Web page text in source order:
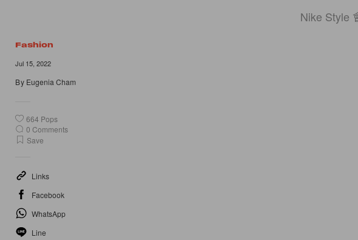
Nike Style
Fashion
Jul 15, 2022
By Eugenia Cham
664 Pops
0 Comments
Save
Links
Facebook
WhatsApp
Line